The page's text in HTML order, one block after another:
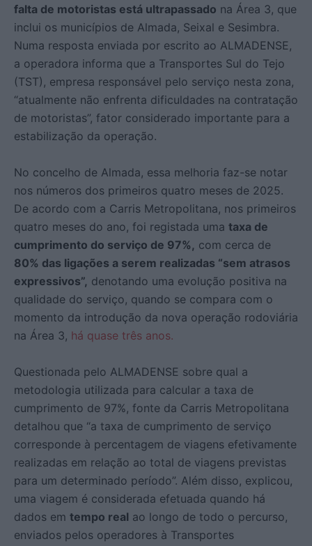
falta de motoristas está ultrapassado na Área 3, que
inclui os municípios de Almada, Seixal e Sesimbra.
Numa resposta enviada por escrito ao ALMADENSE,
a operadora informa que a Transportes Sul do Tejo
(TST), empresa responsável pelo serviço nesta zona,
“atualmente não enfrenta dificuldades na contratação
de motoristas”, fator considerado importante para a
estabilização da operação.
No concelho de Almada, essa melhoria faz-se notar
nos números dos primeiros quatro meses de 2025.
De acordo com a Carris Metropolitana, nos primeiros
quatro meses do ano, foi registada uma taxa de
cumprimento do serviço de 97%, com cerca de
80% das ligações a serem realizadas “sem atrasos
expressivos”, denotando uma evolução positiva na
qualidade do serviço, quando se compara com o
momento da introdução da nova operação rodoviária
na Área 3, há quase três anos.
Questionada pelo ALMADENSE sobre qual a
metodologia utilizada para calcular a taxa de
cumprimento de 97%, fonte da Carris Metropolitana
detalhou que “a taxa de cumprimento de serviço
corresponde à percentagem de viagens efetivamente
realizadas em relação ao total de viagens previstas
para um determinado período”. Além disso, explicou,
uma viagem é considerada efetuada quando há
dados em tempo real ao longo de todo o percurso,
enviados pelos operadores à Transportes